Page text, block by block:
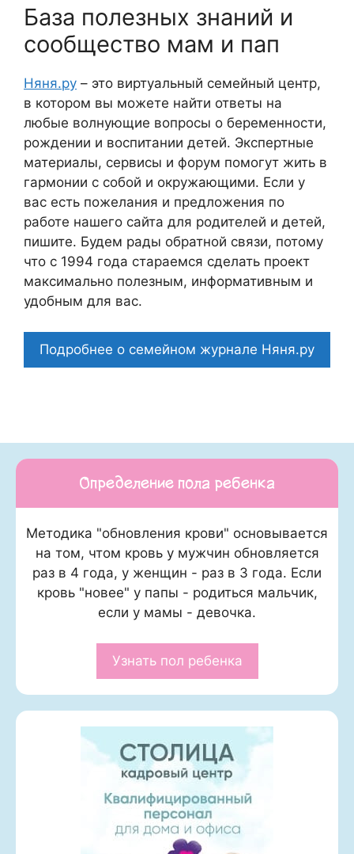
База полезных знаний и
сообщество мам и пап
Няня.ру – это виртуальный семейный центр,
в котором вы можете найти ответы на
любые волнующие вопросы о беременности,
рождении и воспитании детей. Экспертные
материалы, сервисы и форум помогут жить в
гармонии с собой и окружающими. Если у
вас есть пожелания и предложения по
работе нашего сайта для родителей и детей,
пишите. Будем рады обратной связи, потому
что c 1994 года стараемся сделать проект
максимально полезным, информативным и
удобным для вас.
Подробнее о семейном журнале Няня.ру
Определение пола ребенка
Методика "обновления крови" основывается
на том, чтом кровь у мужчин обновляется
раз в 4 года, у женщин - раз в 3 года. Если
кровь "новее" у папы - родиться мальчик,
если у мамы - девочка.
Узнать пол ребенка